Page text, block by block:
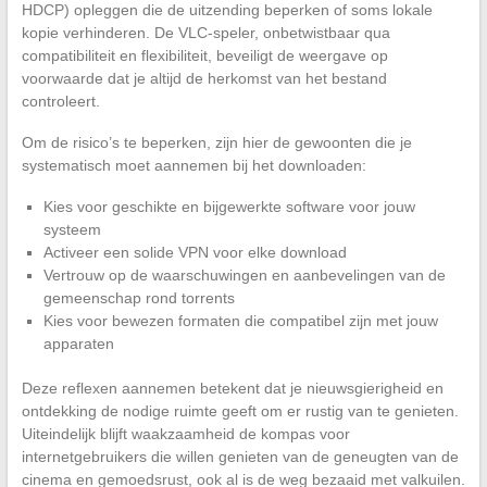
HDCP) opleggen die de uitzending beperken of soms lokale
kopie verhinderen. De VLC-speler, onbetwistbaar qua
compatibiliteit en flexibiliteit, beveiligt de weergave op
voorwaarde dat je altijd de herkomst van het bestand
controleert.
Om de risico’s te beperken, zijn hier de gewoonten die je
systematisch moet aannemen bij het downloaden:
Kies voor geschikte en bijgewerkte software voor jouw
systeem
Activeer een solide VPN voor elke download
Vertrouw op de waarschuwingen en aanbevelingen van de
gemeenschap rond torrents
Kies voor bewezen formaten die compatibel zijn met jouw
apparaten
Deze reflexen aannemen betekent dat je nieuwsgierigheid en
ontdekking de nodige ruimte geeft om er rustig van te genieten.
Uiteindelijk blijft waakzaamheid de kompas voor
internetgebruikers die willen genieten van de geneugten van de
cinema en gemoedsrust, ook al is de weg bezaaid met valkuilen.